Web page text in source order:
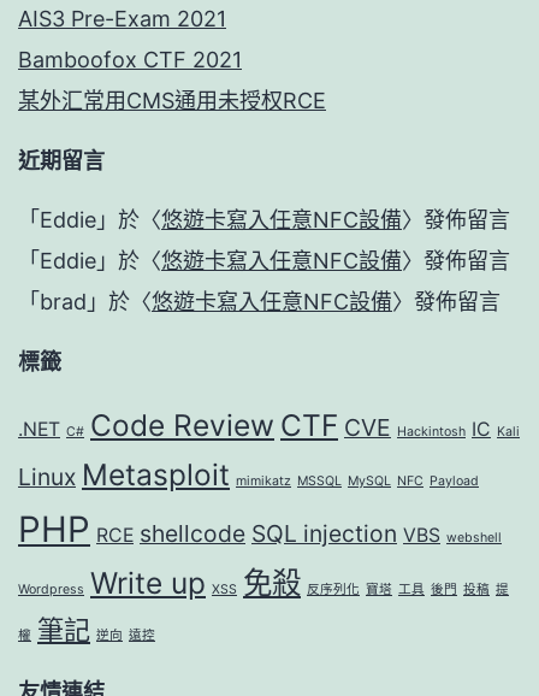
AIS3 Pre-Exam 2021
Bamboofox CTF 2021
某外汇常用CMS通用未授权RCE
近期留言
「Eddie 」於〈悠遊卡寫入任意NFC設備〉發佈留言
「Eddie 」於〈悠遊卡寫入任意NFC設備〉發佈留言
「brad 」於〈悠遊卡寫入任意NFC設備〉發佈留言
標籤
.NET C# Code Review CTF CVE Hackintosh IC Kali
Linux Metasploit mimikatz MSSQL MySQL NFC Payload
PHP RCE shellcode SQL injection VBS webshell
Wordpress Write up XSS 免殺 反序列化 寶塔 工具 後門 投稿 提
權 筆記 逆向 遠控